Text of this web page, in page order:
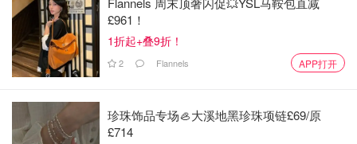
辣度：1,000,000+
适合：辣死别人，说一些特辣炸鸡用的这个
£961！
1折起+叠9折！
2 Flannels APP打开
珍珠饰品专场🦪大溪地黑珍珠项链£69/原
£714